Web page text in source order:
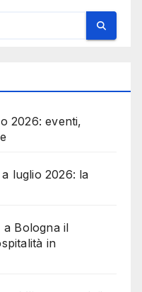
2026: eventi,
luglio 2026: la
Bologna il
in